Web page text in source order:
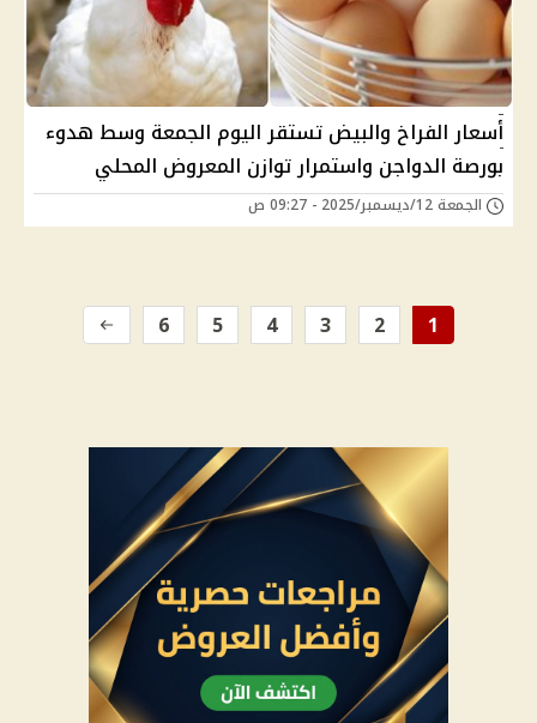
أسعار الفراخ والبيض تستقر اليوم الجمعة وسط هدوء
بورصة الدواجن واستمرار توازن المعروض المحلي
الجمعة 12/ديسمبر/2025 - 09:27 ص
1
2
3
4
5
6